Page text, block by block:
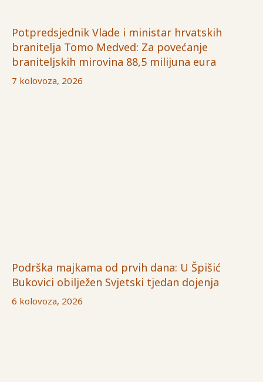
Potpredsjednik Vlade i ministar hrvatskih
branitelja Tomo Medved: Za povećanje
braniteljskih mirovina 88,5 milijuna eura
7 kolovoza, 2026
Podrška majkama od prvih dana: U Špišić
Bukovici obilježen Svjetski tjedan dojenja
6 kolovoza, 2026